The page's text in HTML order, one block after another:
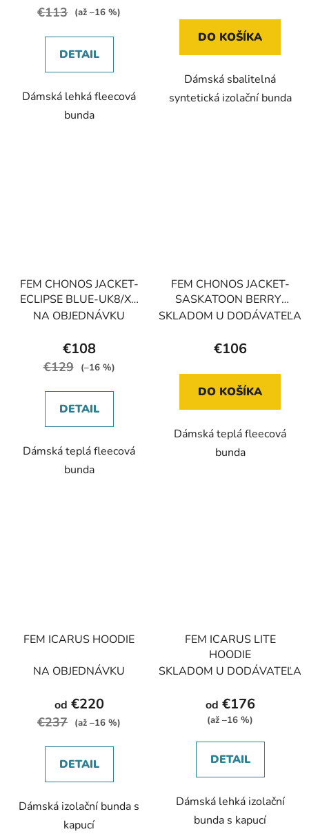
€113 (až –16 %)
DETAIL
Dámská lehká fleecová
bunda
DO KOŠÍKA
Dámská sbalitelná
syntetická izolační bunda
FEM CHONOS JACKET-
ECLIPSE BLUE-UK8/XS
dámská bunda modrá
NA OBJEDNÁVKU
€108
€129 (–16 %)
DETAIL
Dámská teplá fleecová
bunda
FEM CHONOS JACKET-
SASKATOON BERRY-
UK10/S dámská bunda
SKLADOM U DODÁVATEĽA
€106
DO KOŠÍKA
Dámská teplá fleecová
bunda
FEM ICARUS HOODIE
NA OBJEDNÁVKU
od €220
€237 (až –16 %)
DETAIL
Dámská izolační bunda s
kapucí
FEM ICARUS LITE
HOODIE
SKLADOM U DODÁVATEĽA
od €176
(až –16 %)
DETAIL
Dámská lehká izolační
bunda s kapucí